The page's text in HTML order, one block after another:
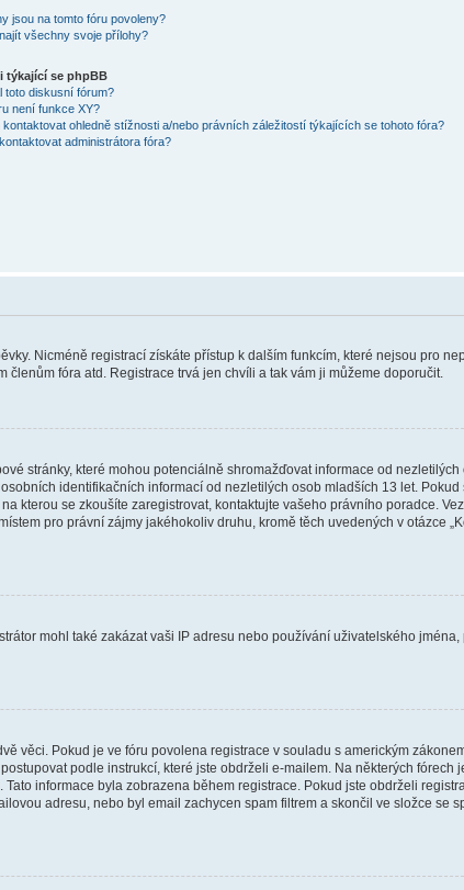
jsou na tomto fóru povoleny?
všechny svoje přílohy?
týkající se phpBB
toto diskusní fórum?
není funkce XY?
kontaktovat ohledně stížnosti a/nebo právních záležitostí týkajících se tohoto fóra?
administrátora fóra?
Nicméně registrací získáte přístup k dalším funkcím, které nejsou pro
fóra atd. Registrace trvá jen chvíli a tak vám ji můžeme doporučit.
stránky, které mohou potenciálně shromažďovat informace od nezletilých
identifikačních informací od nezletilých osob mladších 13 let. Pokud
kterou se zkoušíte zaregistrovat, kontaktujte vašeho právního poradce.
pro právní zájmy jakéhokoliv druhu, kromě těch uvedených v otázce
mohl také zakázat vaši IP adresu nebo používání uživatelského jména,
věci. Pokud je ve fóru povolena registrace v souladu s americkým
podle instrukcí, které jste obdrželi e-mailem. Na některých fórech
informace byla zobrazena během registrace. Pokud jste obdrželi
adresu, nebo byl email zachycen spam filtrem a skončil ve složce se